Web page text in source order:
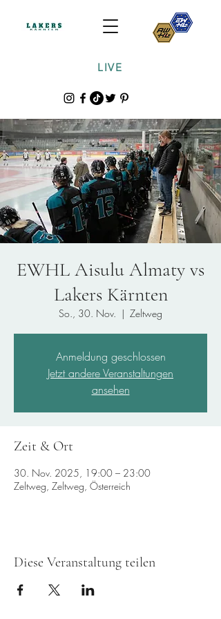
LIVE
EWHL Aisulu Almaty vs
Lakers Kärnten
So., 30. Nov.
  |
Zeltweg
Anmeldung geschlossen
Jetzt andere Veranstaltungen
ansehen
Zeit & Ort
30. Nov. 2025, 19:00 – 23:00
Zeltweg, Zeltweg, Österreich
Diese Veranstaltung teilen